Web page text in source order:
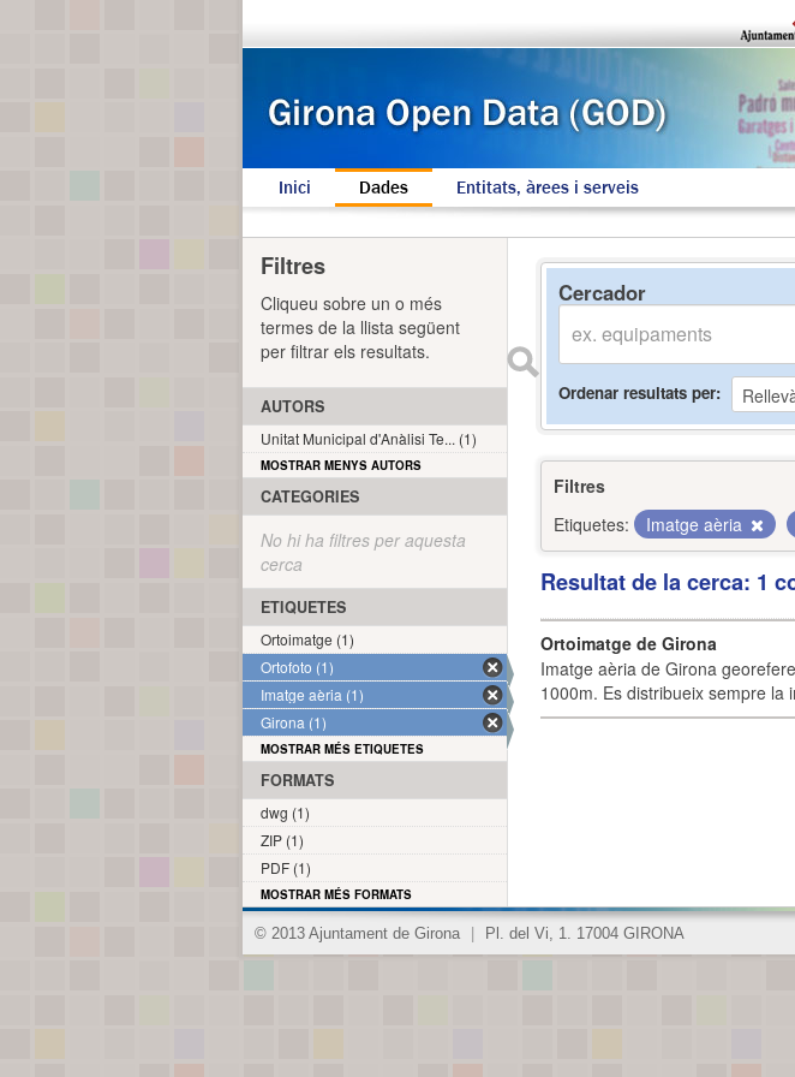
Inici Dades Entitats, àrees i serveis
Cercador
Ordenar resultats per
Filtres
Etiquetes:
Imatge aèria
Resultat de la cerca: 1
Ortoimatge de Girona
Imatge aèria de Girona
1000m. Es distribueix sempre la
Filtres
Cliqueu sobre un o més
termes de la llista següent
per filtrar els resultats.
AUTORS
Unitat Municipal d'Anàlisi Te... (1)
MOSTRAR MENYS AUTORS
CATEGORIES
No hi ha filtres per aquesta
cerca
ETIQUETES
Ortoimatge (1)
Ortofoto (1)
Imatge aèria (1)
Girona (1)
MOSTRAR MÉS ETIQUETES
FORMATS
dwg (1)
ZIP (1)
PDF (1)
MOSTRAR MÉS FORMATS
© 2013 Ajuntament de Girona Pl. del Vi, 1. 17004 GIRONA